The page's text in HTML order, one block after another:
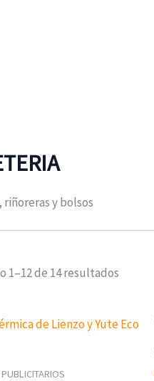
riñoreras y bolsos
1–12 de 14 resultados